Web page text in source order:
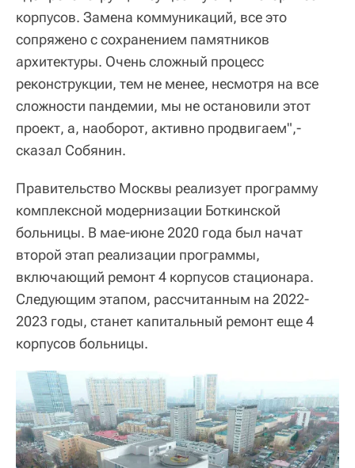
корпусов. Замена коммуникаций, все это
сопряжено с сохранением памятников
архитектуры. Очень сложный процесс
реконструкции, тем не менее, несмотря на все
сложности пандемии, мы не остановили этот
проект, а, наоборот, активно продвигаем",-
сказал Собянин.
Правительство Москвы реализует программу
комплексной модернизации Боткинской
больницы. В мае-июне 2020 года был начат
второй этап реализации программы,
включающий ремонт 4 корпусов стационара.
Следующим этапом, рассчитанным на 2022-
2023 годы, станет капитальный ремонт еще 4
корпусов больницы.